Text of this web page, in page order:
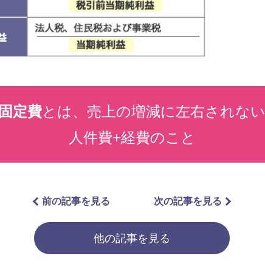
固定費とは、売上の増減に左右されない
人件費+経費のこと
前の記事を見る 次の記事を見る
他の記事を見る